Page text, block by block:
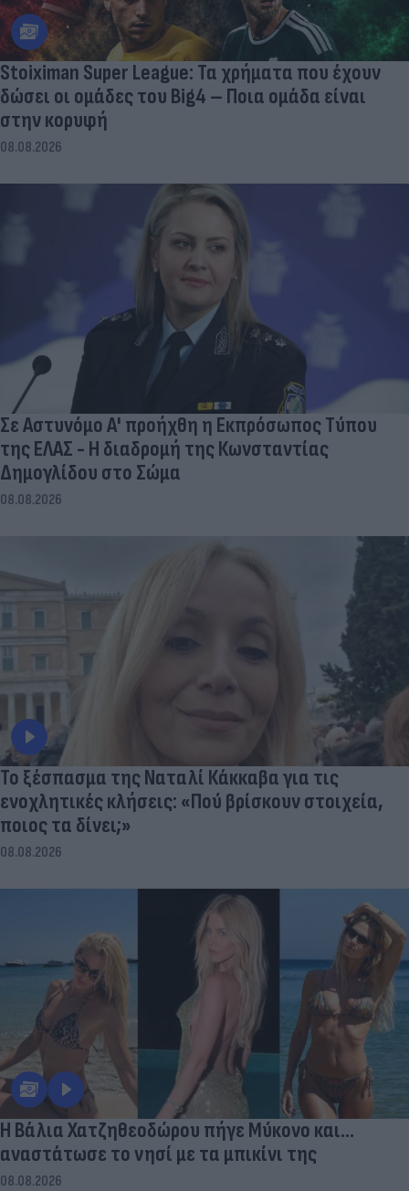
Stoiximan Super League: Τα χρήματα που έχουν
δώσει οι ομάδες του Big4 – Ποια ομάδα είναι
στην κορυφή
08.08.2026
Σε Αστυνόμο Α' προήχθη η Εκπρόσωπος Τύπου
της ΕΛΑΣ - Η διαδρομή της Κωνσταντίας
Δημογλίδου στο Σώμα
08.08.2026
Το ξέσπασμα της Ναταλί Κάκκαβα για τις
ενοχλητικές κλήσεις: «Πού βρίσκουν στοιχεία,
ποιος τα δίνει;»
08.08.2026
Η Βάλια Χατζηθεοδώρου πήγε Μύκονο και...
αναστάτωσε το νησί με τα μπικίνι της
08.08.2026